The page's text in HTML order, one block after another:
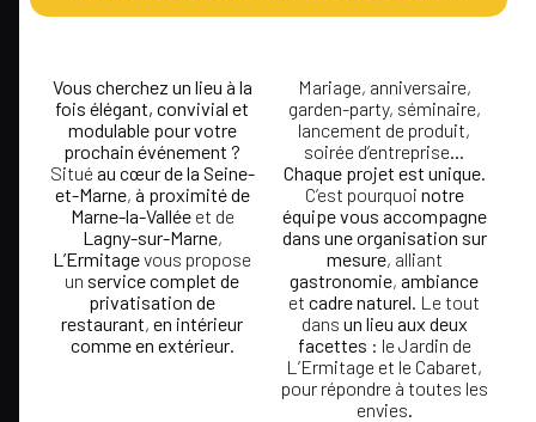
Vous cherchez un lieu à la
fois élégant, convivial et
modulable pour votre
prochain événement ?
Situé au cœur de la Seine-
et-Marne, à proximité de
Marne-la-Valléeet de
Lagny-sur-Marne,
L’Ermitagevous propose
un service complet de
privatisation de
restaurant, en intérieur
comme en extérieur.
Mariage, anniversaire,
garden-party, séminaire,
lancement de produit,
soirée d’entreprise
Chaque projet est unique.
C’est pourquoi notre
équipe vous accompagne
dans une organisation sur
mesure, alliant
gastronomie, ambiance
et cadre naturel . Le tout
dans un lieu aux deux
facettes : le Jardin de
L’Ermitage et le Cabaret,
pour répondre à toutes les
envies.